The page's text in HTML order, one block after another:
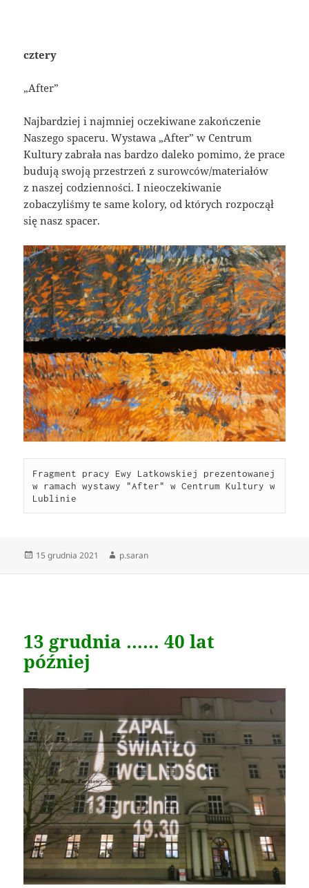
cztery
„After”
Najbardziej i najmniej oczekiwane zakończenie
Naszego spaceru. Wystawa „After” w Centrum
Kultury zabrała nas bardzo daleko pomimo, że prace
budują swoją przestrzeń z surowców/materiałów
z naszej codzienności. I nieoczekiwanie
zobaczyliśmy te same kolory, od których rozpoczął
się nasz spacer.
Fragment pracy Ewy Latkowskiej prezentowanej
w ramach wystawy "After" w Centrum Kultury w
Lublinie
Data
15 grudnia 2021 Autor
p.saran
13 grudnia …… 40 lat
później